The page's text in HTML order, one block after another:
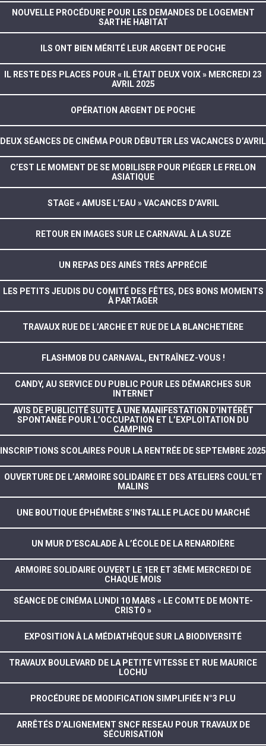
NOUVELLE PROCÉDURE POUR LES DEMANDES DE LOGEMENT
SARTHE HABITAT
ILS ONT BIEN MÉRITÉ LEUR ARGENT DE POCHE
IL RESTE DES PLACES POUR « IL ÉTAIT DEUX VOIX » MERCREDI 23
AVRIL 2025
OPÉRATION ARGENT DE POCHE
DEUX SÉANCES DE CINÉMA POUR DÉBUTER LES VACANCES D’AVRIL
C’EST LE MOMENT DE SE MOBILISER POUR PIÉGER LE FRELON
ASIATIQUE
STAGE « AMUSE L’EAU » VACANCES D’AVRIL
RETOUR EN IMAGES SUR LE CARNAVAL À LA SUZE
UN REPAS DES AINÉS TRÈS APPRÉCIÉ
LES PETITS JEUDIS DU COMITÉ DES FÊTES, DES BONS MOMENTS
À PARTAGER
TRAVAUX RUE DE L’ARCHE ET RUE DE LA BLANCHETIÈRE
FLASHMOB DU CARNAVAL, ENTRAÎNEZ-VOUS !
CANDY, AU SERVICE DU PUBLIC POUR LES DÉMARCHES SUR
INTERNET
AVIS DE PUBLICITÉ SUITE À UNE MANIFESTATION D’INTÉRÊT
SPONTANÉE POUR L’OCCUPATION ET L’EXPLOITATION DU
CAMPING
INSCRIPTIONS SCOLAIRES POUR LA RENTRÉE DE SEPTEMBRE 2025
OUVERTURE DE L’ARMOIRE SOLIDAIRE ET DES ATELIERS COUL’ET
MALINS
UNE BOUTIQUE ÉPHÉMÈRE S’INSTALLE PLACE DU MARCHÉ
UN MUR D’ESCALADE À L’ÉCOLE DE LA RENARDIÈRE
ARMOIRE SOLIDAIRE OUVERT LE 1ER ET 3ÈME MERCREDI DE
CHAQUE MOIS
SÉANCE DE CINÉMA LUNDI 10 MARS « LE COMTE DE MONTE-
CRISTO »
EXPOSITION À LA MÉDIATHÈQUE SUR LA BIODIVERSITÉ
TRAVAUX BOULEVARD DE LA PETITE VITESSE ET RUE MAURICE
LOCHU
PROCÉDURE DE MODIFICATION SIMPLIFIÉE N°3 PLU
ARRÊTÉS D’ALIGNEMENT SNCF RESEAU POUR TRAVAUX DE
SÉCURISATION